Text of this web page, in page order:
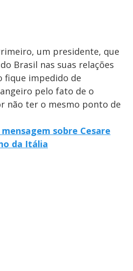
um presidente, que
Brasil nas suas relações
fique impedido de
pelo fato de o
não ter o mesmo ponto de
sobre Cesare
da Itália